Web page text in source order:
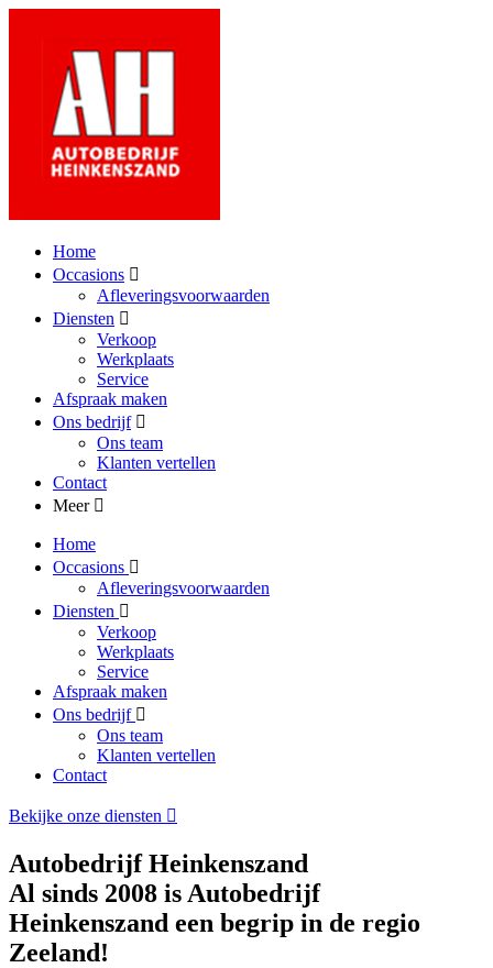
Home
Occasions
Afleveringsvoorwaarden
Diensten
Verkoop
Werkplaats
Service
Afspraak maken
Ons bedrijf
Ons team
Klanten vertellen
Contact
Meer
Home
Occasions
Afleveringsvoorwaarden
Diensten
Verkoop
Werkplaats
Service
Afspraak maken
Ons bedrijf
Ons team
Klanten vertellen
Contact
Bekijke onze diensten
Autobedrijf Heinkenszand
Al sinds 2008 is Autobedrijf
Heinkenszand een begrip in de regio
Zeeland!